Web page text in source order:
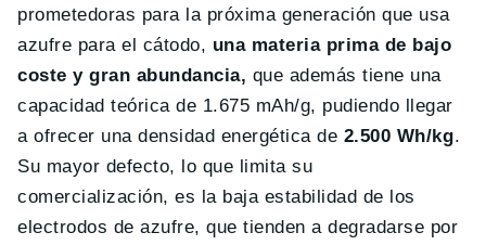
prometedoras para la próxima generación que usa
azufre para el cátodo, una materia prima de bajo
coste y gran abundancia, que además tiene una
capacidad teórica de 1.675 mAh/g, pudiendo llegar
a ofrecer una densidad energética de 2.500 Wh/kg.
Su mayor defecto, lo que limita su
comercialización, es la baja estabilidad de los
electrodos de azufre, que tienden a degradarse por